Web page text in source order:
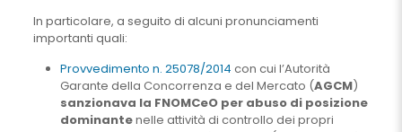
In particolare, a seguito di alcuni pronunciamenti
importanti quali:
Provvedimento n. 25078/2014 con cui l’Autorità
Garante della Concorrenza e del Mercato (AGCM)
sanzionava la FNOMCeO per abuso di posizione
dominantenelle attività di controllo dei propri